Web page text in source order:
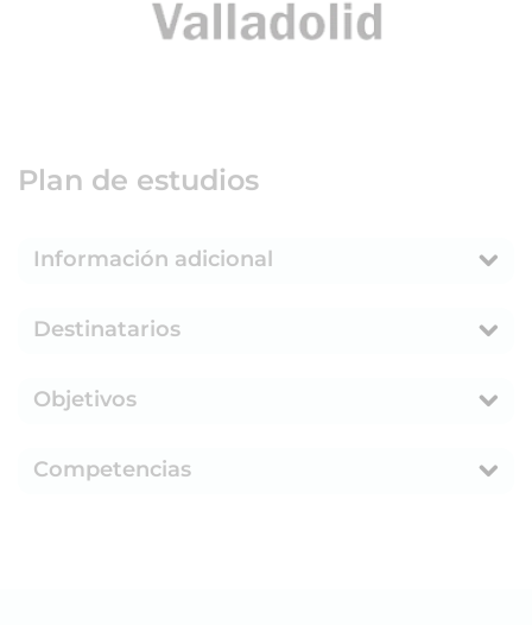
Plan de estudios
Información adicional
Destinatarios
Objetivos
Competencias